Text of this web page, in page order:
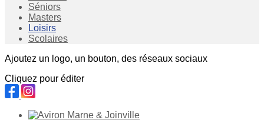
Séniors
Masters
Loisirs
Scolaires
Ajoutez un logo, un bouton, des réseaux sociaux
Cliquez pour éditer